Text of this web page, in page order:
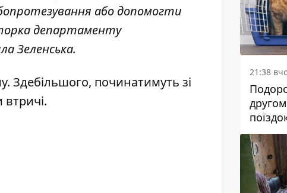
або допомогти
департаменту
Зеленська.
Здебільшого, починатимуть зі
21:38